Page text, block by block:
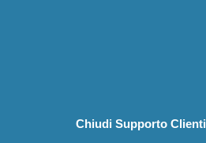
Chiudi Supporto Clienti